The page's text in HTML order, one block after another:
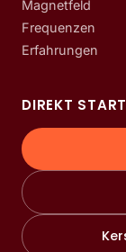
Magnetfeld
Frequenzen
Erfahrungen
DIREKT